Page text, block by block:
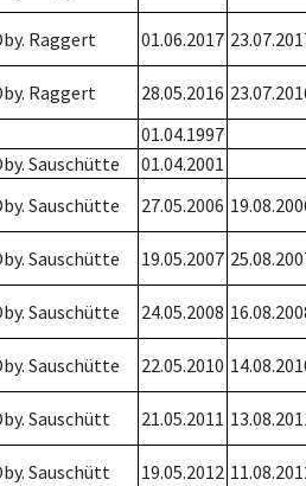
Raggert 01.06.2017
Raggert 28.05.2016
01.04.1997
Sauschütte
01.04.2001
Sauschütte 27.05.2006
Sauschütte 19.05.2007
Sauschütte 24.05.2008
Sauschütte 22.05.2010
Sauschütt 21.05.2011
Sauschütt 19.05.2012